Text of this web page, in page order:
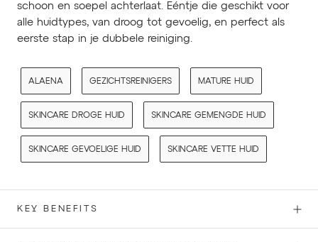
schoon en soepel achterlaat. Eéntje die geschikt voor
alle huidtypes, van droog tot gevoelig, en perfect als
eerste stap in je dubbele reiniging.
ALAENA GEZICHTSREINIGERS MATURE HUID
SKINCARE DROGE HUID SKINCARE GEMENGDE HUID
SKINCARE GEVOELIGE HUID SKINCARE VETTE HUID
KEY BENEFITS